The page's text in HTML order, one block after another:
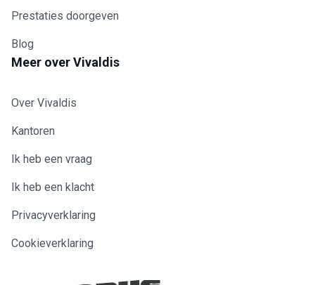
Prestaties doorgeven
Blog
Meer over Vivaldis
Over Vivaldis
Kantoren
Ik heb een vraag
Ik heb een klacht
Privacyverklaring
Cookieverklaring